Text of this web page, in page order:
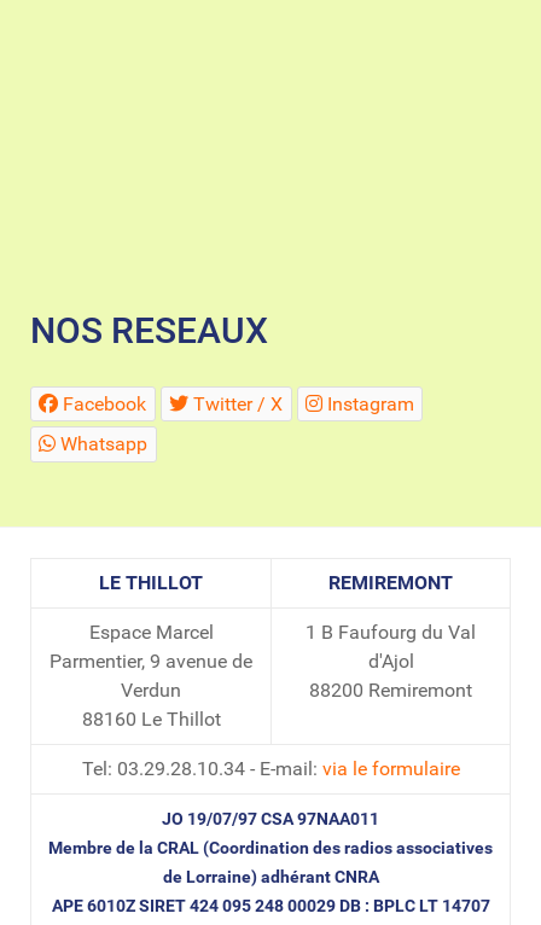
NOS RESEAUX
Facebook Twitter / X
Instagram
Whatsapp
LE THILLOT REMIREMONT
Espace Marcel
Parmentier, 9 avenue de
Verdun
88160 Le Thillot
1 B Faufourg du Val
d'Ajol
88200 Remiremont
Tel: 03.29.28.10.34 - E-mail: via le formulaire
JO 19/07/97 CSA 97NAA011
Membre de la CRAL (Coordination des radios associatives
de Lorraine) adhérant CNRA
APE 6010Z SIRET 424 095 248 00029 DB : BPLC LT 14707